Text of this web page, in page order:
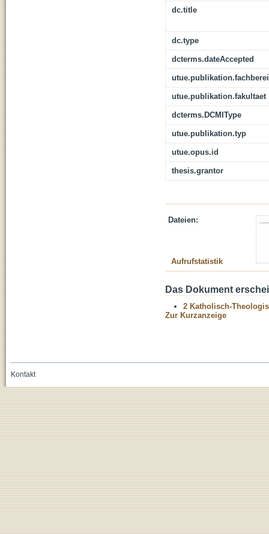
dc.title
dc.type
dcterms.dateAccepted
utue.publikation.fakultaet
dcterms.DCMIType
utue.publikation.typ
utue.opus.id
thesis.grantor
Dateien:
Aufrufstatistik
Das Dokument
2 Katholisch-
Zur Kurzanzeige
Kontakt